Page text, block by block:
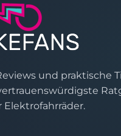
und praktische